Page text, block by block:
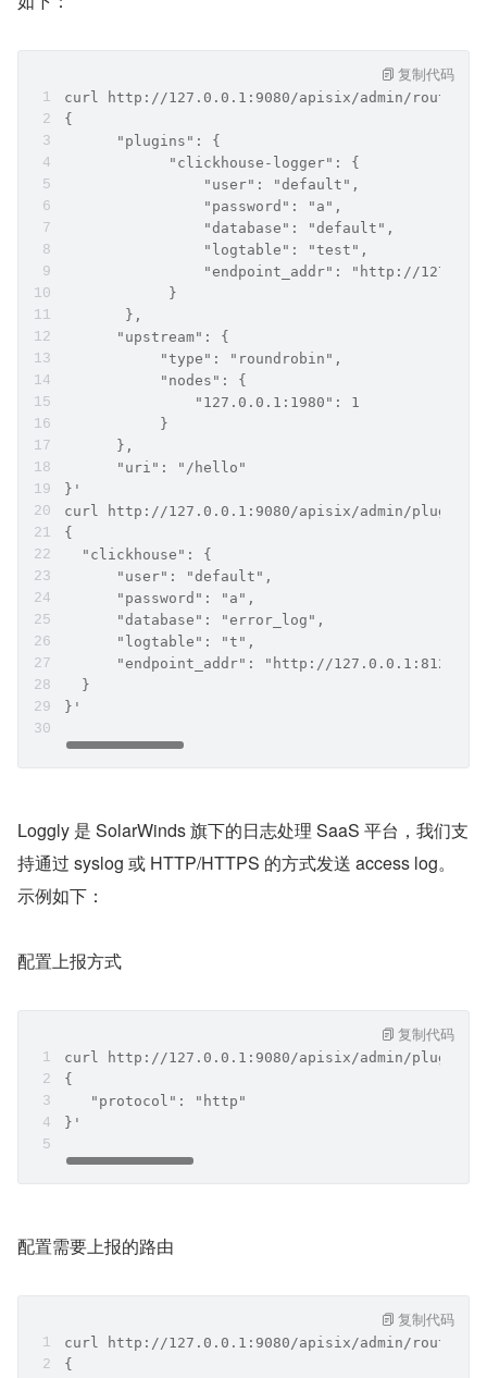
curl http://127.0.0.1:9080/apisix/admin/routes/1 -
{
      "plugins": {
            "clickhouse-logger": {
                "user": "default",
                "password": "a",
                "database": "default",
                "logtable": "test",
"endpoint_addr": "http://
            }
       },
      "upstream": {
           "type": "roundrobin",
           "nodes": {
               "127.0.0.1:1980": 1
           }
      },
      "uri": "/hello"
}'
curl http://127.0.0.1:9080/apisix/admin/
{
  "clickhouse": {
      "user": "default",
      "password": "a",
      "database": "error_log",
      "logtable": "t",
      "endpoint_addr": "http://127.0.0.1:8123"
  }
}'
复制代码
Loggly 是 SolarWinds 旗下的日志处理 SaaS 平台，我们支
持通过 syslog 或 HTTP/HTTPS 的方式发送 access log。
示例如下：
配置上报方式
curl http://127.0.0.1:9080/apisix/admin/
{
   "protocol": "http"
}'
复制代码
配置需要上报的路由
curl http://127.0.0.1:9080/apisix/admin/routes/1 -
{
复制代码